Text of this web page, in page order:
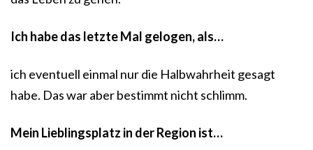
Ich habe das letzte Mal gelogen, als…
ich eventuell einmal nur die Halbwahrheit gesagt
habe. Das war aber bestimmt nicht schlimm.
Mein Lieblingsplatz in der Region ist…